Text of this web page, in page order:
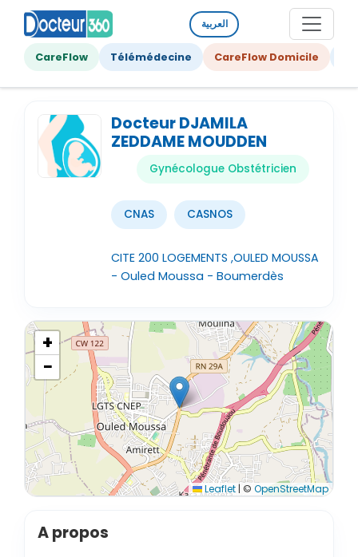
العربية
CareFlow Télémédecine CareFlow Domicile
Docteur DJAMILA
ZEDDAME MOUDDEN
Gynécologue Obstétricien
CNAS CASNOS
CITE 200 LOGEMENTS ,OULED MOUSSA
- Ouled Moussa - Boumerdès
+
−
Leaflet | © OpenStreetMap
A propos